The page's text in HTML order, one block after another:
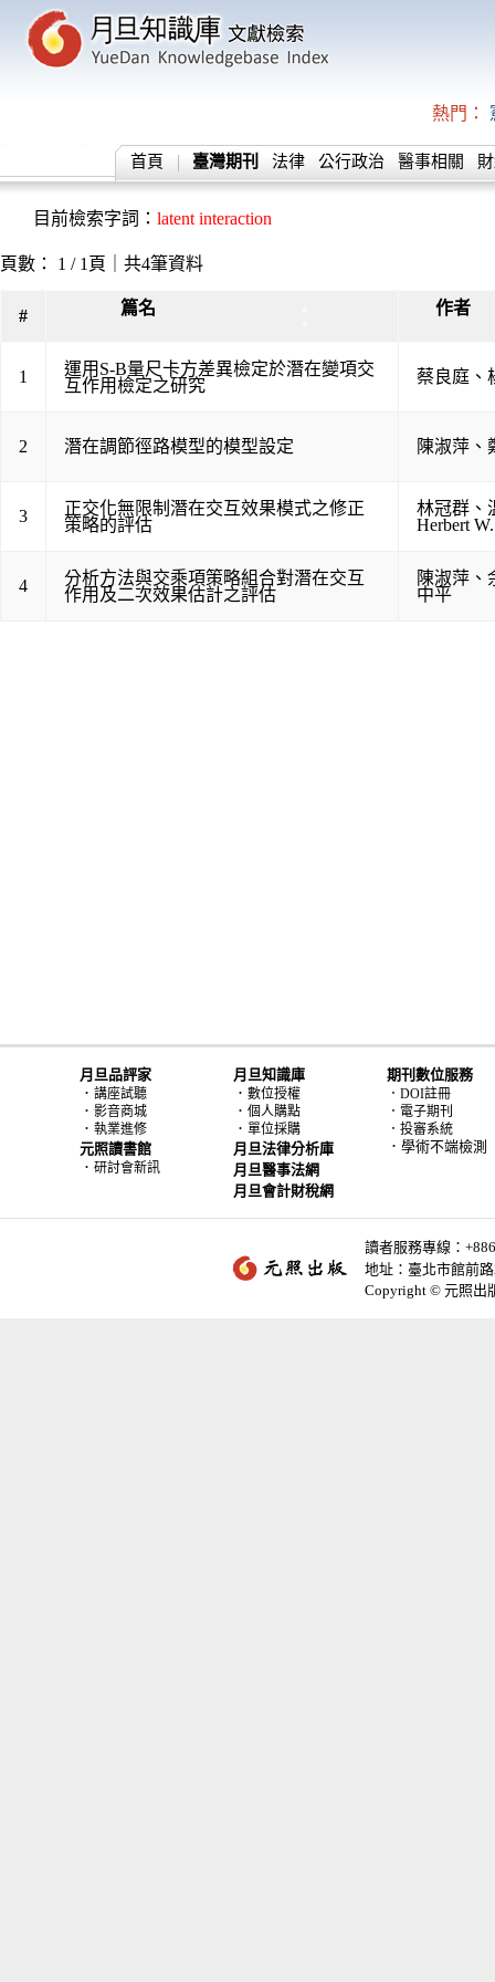
熱門：
首頁 臺灣期刊 法律 公行政治 醫事相關
目前檢索字詞： latent interaction
頁數： 1 / 1頁｜共4筆資料
# 篇名 作者
1
運用S-B量尺卡方差異檢定於潛在變項交
互作用檢定之研究
蔡良庭 、
2 潛在調節徑路模型的模型設定 陳淑萍 、
3
正交化無限制潛在交互效果模式之修正
策略的評估
林冠群 、
Herbert
4
分析方法與交乘項策略組合對潛在交互
作用及二次效果估計之評估
陳淑萍 、
中平
月旦品評家
． 講座試聽
． 影音商城
． 執業進修
元照讀書館
． 研討會新訊
月旦知識庫
． 數位授權
． 個人購點
． 單位採購
月旦法律分析庫
月旦醫事法網
月旦會計財稅網
期刊數位服務
．DOI註冊
．電子期刊
．投審系統
．學術不端檢測
讀者服務專線：
地址：臺北市館前
Copyright © 元照出